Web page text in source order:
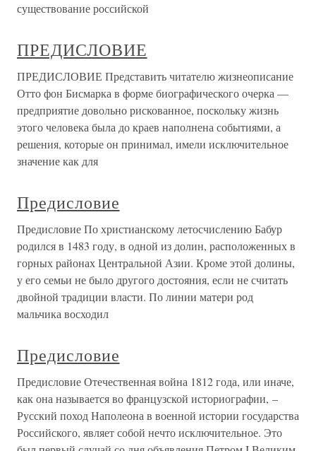
существование российской
ПРЕДИСЛОВИЕ
ПРЕДИСЛОВИЕ Представить читателю жизнеописание
Отто фон Бисмарка в форме биографического очерка —
предприятие довольно рискованное, поскольку жизнь
этого человека была до краев наполнена событиями, а
решения, которые он принимал, имели исключительное
значение как для
Предисловие
Предисловие По христианскому летосчислению Бабур
родился в 1483 году, в одной из долин, расположенных в
горных районах Центральной Азии. Кроме этой долины,
у его семьи не было другого достояния, если не считать
двойной традиции власти. По линии матери род
мальчика восходил
Предисловие
Предисловие Отечественная война 1812 года, или иначе,
как она называется во французской историографии, –
Русский поход Наполеона в военной истории государства
Российского, являет собой нечто исключительное. Это